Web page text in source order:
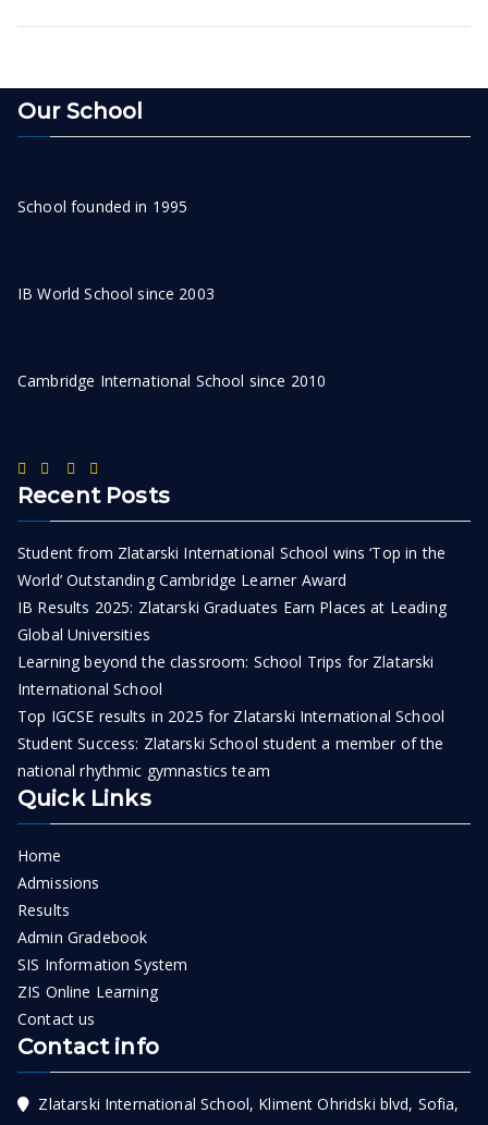
Our School
School founded in 1995
IB World School since 2003
Cambridge International School since 2010
Recent Posts
Student from Zlatarski International School wins ‘Top in the
World’ Outstanding Cambridge Learner Award
IB Results 2025: Zlatarski Graduates Earn Places at Leading
Global Universities
Learning beyond the classroom: School Trips for Zlatarski
International School
Top IGCSE results in 2025 for Zlatarski International School
Student Success: Zlatarski School student a member of the
national rhythmic gymnastics team
Quick Links
Home
Admissions
Results
Admin Gradebook
SIS Information System
ZIS Online Learning
Contact us
Contact info
Zlatarski International School, Kliment Ohridski blvd, Sofia,